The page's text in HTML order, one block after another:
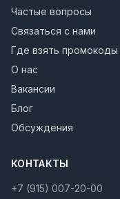
Частые вопросы
Связаться с нами
Где взять промокоды
О нас
Вакансии
Блог
Обсуждения
КОНТАКТЫ
+7 (915) 007-20-00